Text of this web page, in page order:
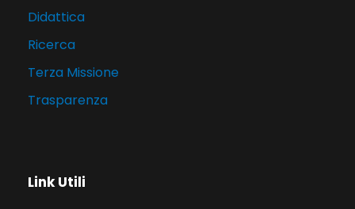
Didattica
Ricerca
Terza Missione
Trasparenza
Link Utili